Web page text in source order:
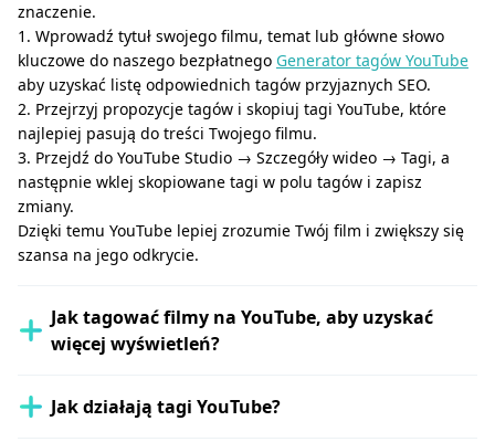
znaczenie.
1. Wprowadź tytuł swojego filmu, temat lub główne słowo
kluczowe do naszego bezpłatnego Generator tagów YouTube
aby uzyskać listę odpowiednich tagów przyjaznych SEO.
2. Przejrzyj propozycje tagów i skopiuj tagi YouTube, które
najlepiej pasują do treści Twojego filmu.
3. Przejdź do YouTube Studio → Szczegóły wideo → Tagi, a
następnie wklej skopiowane tagi w polu tagów i zapisz
zmiany.
Dzięki temu YouTube lepiej zrozumie Twój film i zwiększy się
szansa na jego odkrycie.
Jak tagować filmy na YouTube, aby uzyskać
więcej wyświetleń?
Jak działają tagi YouTube?